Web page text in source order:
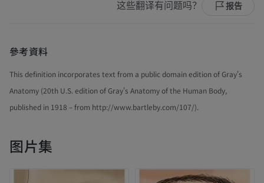
这些翻译有问题吗？ 报告
參考資料
This definition incorporates text from a public domain edition of Gray's
Anatomy (20th U.S. edition of Gray's Anatomy of the Human Body,
published in 1918 – from http://www.bartleby.com/107/).
图片集